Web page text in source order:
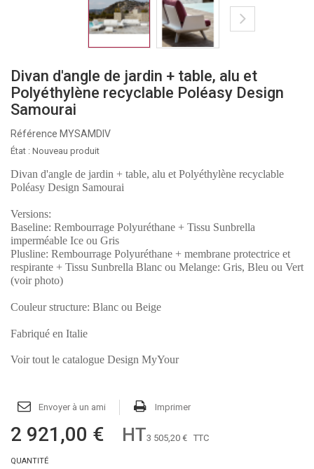
Divan d'angle de jardin + table, alu et
Polyéthylène recyclable Poléasy Design
Samourai
Référence MYSAMDIV
État : Nouveau produit
Divan d'angle de jardin + table, alu et Polyéthylène recyclable
Poléasy Design Samourai
Versions:
Baseline: Rembourrage Polyuréthane + Tissu Sunbrella
imperméable Ice ou Gris
Plusline: Rembourrage Polyuréthane + membrane protectrice et
respirante + Tissu Sunbrella Blanc ou Melange: Gris, Bleu ou Vert
(voir photo)
Couleur structure: Blanc ou Beige
Fabriqué en Italie
Voir tout le catalogue Design MyYour
Envoyer à un ami Imprimer
2 921,00 € HT3 505,20 € TTC
QUANTITÉ